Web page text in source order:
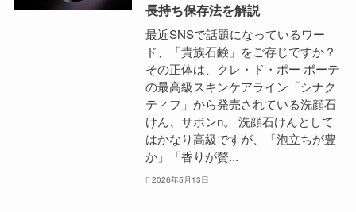
長持ち保存法を解説
最近SNSで話題になっているワー
ド、「貴族石鹸」をご存じですか？
その正体は、クレ・ド・ポー ボーテ
の最高級スキンケアライン「シナク
ティフ」から発売されている洗顔石
けん、サボンn。 洗顔石けんとして
はかなり高級ですが、「泡立ちが豊
か」「香りが贅...
2026年5月13日